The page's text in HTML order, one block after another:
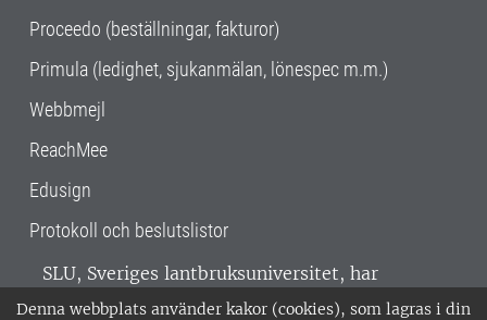
Denna webbplats använder kakor (cookies), som lagras i din
Proceedo (beställningar, fakturor)
Primula (ledighet, sjukanmälan, lönespec m.m.)
Webbmejl
ReachMee
Edusign
Protokoll och beslutslistor
SLU, Sveriges lantbruksuniversitet, har
verksamhet över hela Sverige. Huvudorter är